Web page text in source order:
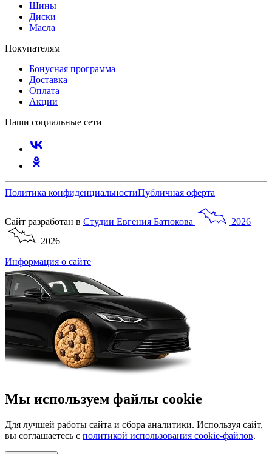
Шины
Диски
Масла
Покупателям
Бонусная программа
Доставка
Оплата
Акции
Наши социальные сети
Политика конфиденциальностиПубличная оферта
Сайт разработан в Студии Евгения Батюкова
2026
2026
Информация о сайте
Мы используем файлы cookie
Для лучшей работы сайта и сбора аналитики. Используя сайт,
вы соглашаетесь с политикой использования cookie-файлов.